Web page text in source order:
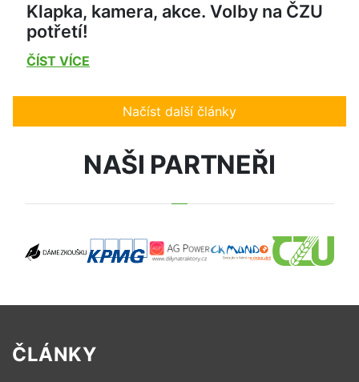
Klapka, kamera, akce. Volby na ČZU
potřetí!
ČÍST VÍCE
Načíst další články
NAŠI PARTNEŘI
ČLÁNKY